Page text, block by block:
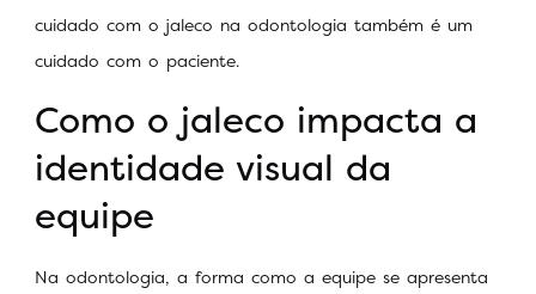
cuidado com o jaleco na odontologia também é um
cuidado com o paciente.
Como o jaleco impacta a
identidade visual da
equipe
Na odontologia, a forma como a equipe se apresenta